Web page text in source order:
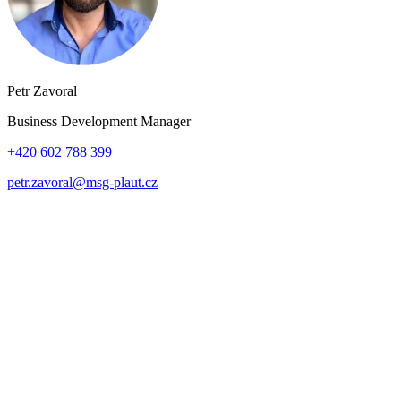
Petr Zavoral
Business Development Manager
+420 602 788 399
petr.zavoral@msg-plaut.cz